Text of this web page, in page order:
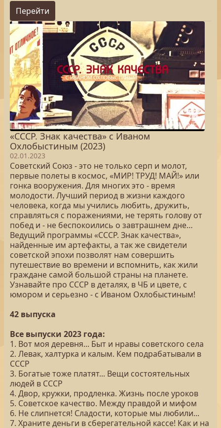
Перейти
«СССР. Знак качества» с Иваном
Охлобыстиным (2023)
02.01.2023
Советский Союз - это не только серп и молот,
первые полеты в космос, «МИР! ТРУД! МАЙ!» или
гонка вооружения. Для многих это - время
молодости. Лучший период в жизни каждого
человека, когда мы учились любить, дружить,
справляться с поражениями, не терять голову от
побед и - не беспокоились о завтрашнем дне…
Ведущий программы «СССР. Знак качества»,
найденные им артефакты, а так же свидетели
советской эпохи позволят нам совершить
путешествие во времени и вспомнить, как жили
граждане самой большой страны на планете.
Узнавайте про СССР в деталях, в ЧБ и цвете, с
юмором и серьезно - с Иваном Охлобыстиным!
42 выпуска
Все выпуски 2023 года:
1. Вот моя деревня... Быт и нравы советского села
2. Левак, халтурка и калым. Кем подрабатывали в
СССР
3. Богатые тоже платят... Вещи состоятельных
людей в СССР
4. Двор, кружки, продленка. Жизнь после уроков
5. Советское качество. Между правдой и мифом
6. Не слипнется! Сладости, которые мы любили...
7. Храните деньги в сберегательной кассе! Как и на